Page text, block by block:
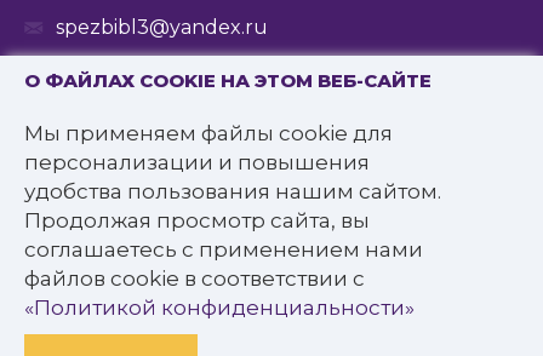
О ФАЙЛАХ COOKIE НА ЭТОМ ВЕБ-САЙТЕ
Мы применяем файлы cookie для
персонализации и повышения
удобства пользования нашим сайтом.
Продолжая просмотр сайта, вы
соглашаетесь с применением нами
файлов cookie в соответствии с
«Политикой конфиденциальности»
spezbibl3@yandex.ru
© 2016—2022 Государственное бюджетное
учреждение культуры
«Белгородская государственная специальная
библиотека для слепых им. В.Я. Ерошенко».
Все права защищены.
Политика конфиденциальности